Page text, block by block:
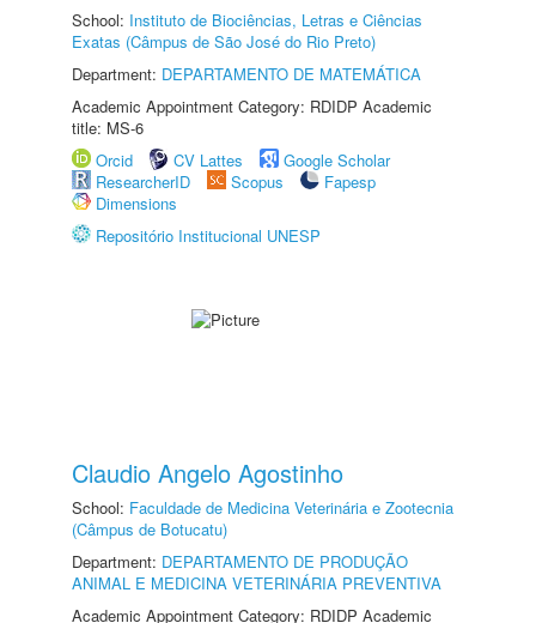
School: Instituto de Biociências, Letras e Ciências
Exatas (Câmpus de São José do Rio Preto)
Department: DEPARTAMENTO DE MATEMÁTICA
Academic Appointment Category: RDIDP Academic
title: MS-6
Orcid
CV Lattes
Google Scholar
ResearcherID
Scopus
Fapesp
Dimensions
Repositório Institucional UNESP
Claudio Angelo Agostinho
School: Faculdade de Medicina Veterinária e Zootecnia
(Câmpus de Botucatu)
Department: DEPARTAMENTO DE PRODUÇÃO
ANIMAL E MEDICINA VETERINÁRIA PREVENTIVA
Academic Appointment Category: RDIDP Academic